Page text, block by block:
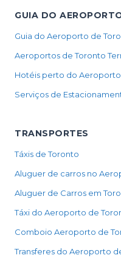
GUIA DO
Guia do Aeroporto de
Aeroportos de Toronto
Hotéis perto do
Serviços de
TRANSPORTES
Táxis de Toronto
Aluguer de carros no
Aluguer de Carros em
Táxi do Aeroporto de
Comboio Aeroporto de
Transferes do Aeroporto